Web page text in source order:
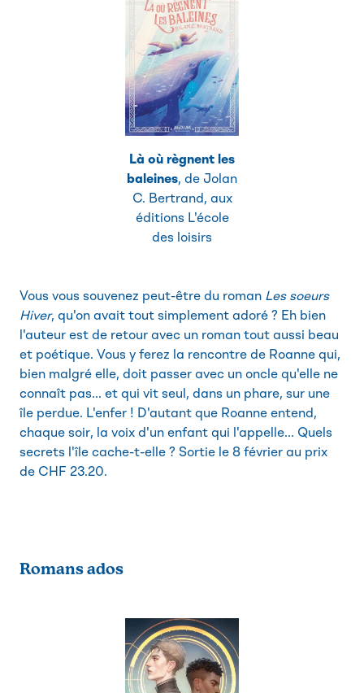
Là où règnent les
baleines, de Jolan
C. Bertrand, aux
éditions L'école
des loisirs
Vous vous souvenez peut-être du roman Les soeurs
Hiver, qu'on avait tout simplement adoré ? Eh bien
l'auteur est de retour avec un roman tout aussi beau
et poétique. Vous y ferez la rencontre de Roanne qui,
bien malgré elle, doit passer avec un oncle qu'elle ne
connaît pas... et qui vit seul, dans un phare, sur une
île perdue. L'enfer ! D'autant que Roanne entend,
chaque soir, la voix d'un enfant qui l'appelle... Quels
secrets l'île cache-t-elle ? Sortie le 8 février au prix
de CHF 23.20.
Romans ados